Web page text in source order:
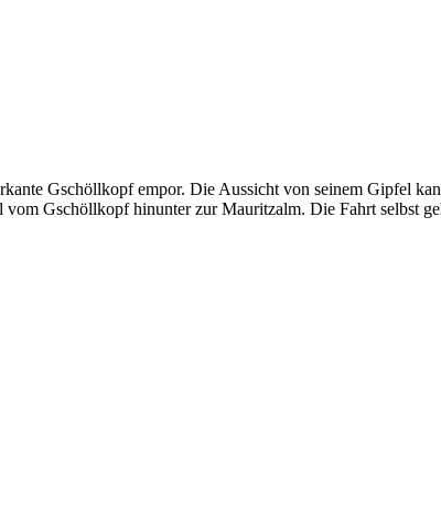
Gschöllkopf empor. Die Aussicht von seinem Gipfel
vom Gschöllkopf hinunter zur Mauritzalm. Die Fahrt selbst